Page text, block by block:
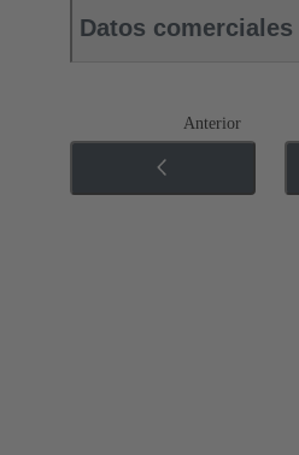
Datos comerciales
Anterior